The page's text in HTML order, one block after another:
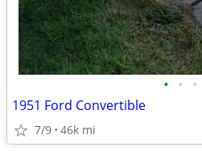
• • •
1951 Ford Convertible
7/9 46k mi